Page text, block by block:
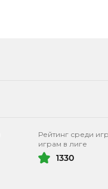
Рейтинг среди
играм в лиге
1330